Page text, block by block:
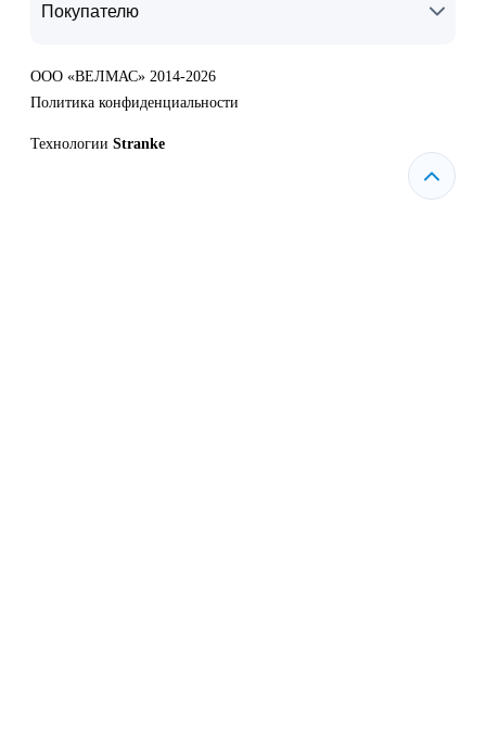
Покупателю
ООО «ВЕЛМАС» 2014-2026
Политика конфиденциальности
Технологии Stranke